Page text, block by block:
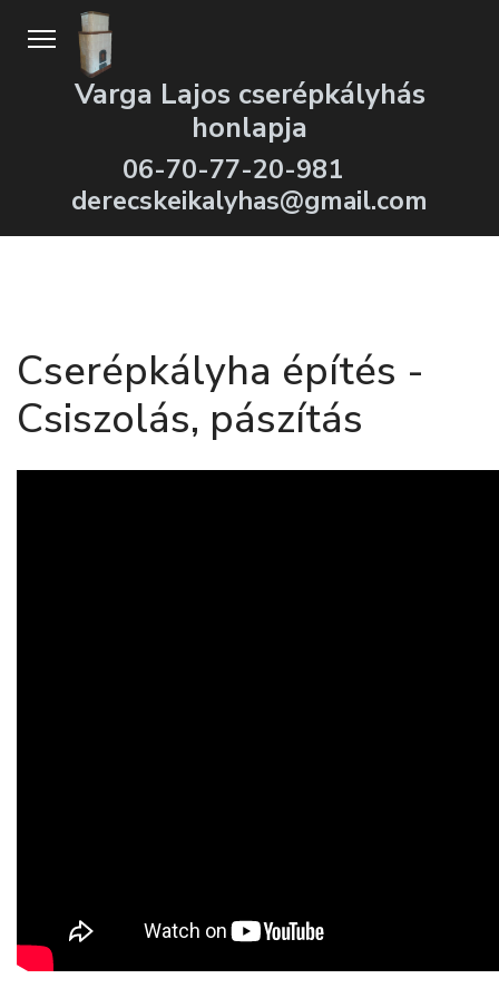
Varga Lajos cserépkályhás
honlapja
06-70-77-20-981
derecskeikalyhas@gmail.com
Cserépkályha építés -
Csiszolás, pászítás